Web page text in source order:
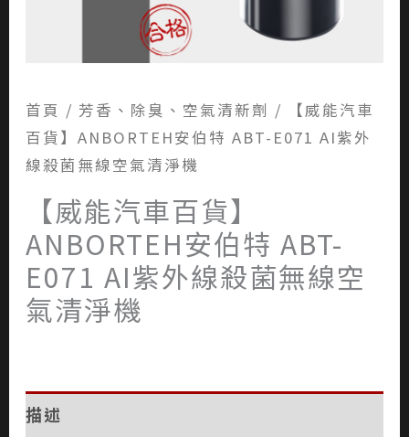
首頁 / 芳香、除臭、空氣清新劑 / 【威能汽車
百貨】ANBORTEH安伯特 ABT-E071 AI紫外
線殺菌無線空氣清淨機
【威能汽車百貨】
ANBORTEH安伯特 ABT-
E071 AI紫外線殺菌無線空
氣清淨機
描述